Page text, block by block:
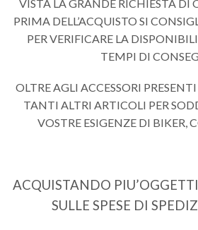
VISTA LA GRANDE RICHIESTA DI
PRIMA DELL’ACQUISTO SI
PER VERIFICARE LA
TEMPI DI
OLTRE AGLI ACCESSORI
TANTI ALTRI ARTICOLI PER
VOSTRE ESIGENZE DI BIKER,
ACQUISTANDO
SULLE SPESE DI